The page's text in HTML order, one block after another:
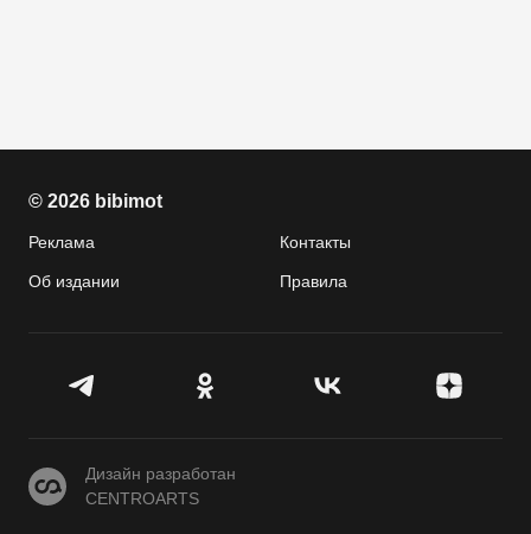
© 2026 bibimot
Реклама Контакты
Об издании Правила
CENTROARTS